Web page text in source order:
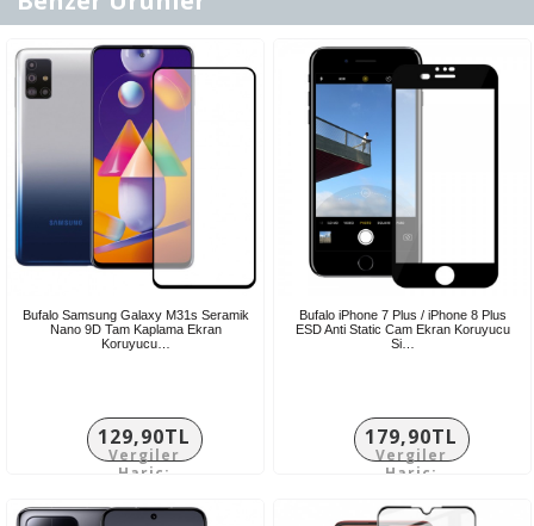
Bufalo Samsung Galaxy M31s Seramik
Nano 9D Tam Kaplama Ekran
Koruyucu…
129,90TL
Vergiler
Hariç:
Bufalo iPhone 7 Plus / iPhone 8 Plus
ESD Anti Static Cam Ekran Koruyucu
Si…
179,90TL
Vergiler
Hariç: